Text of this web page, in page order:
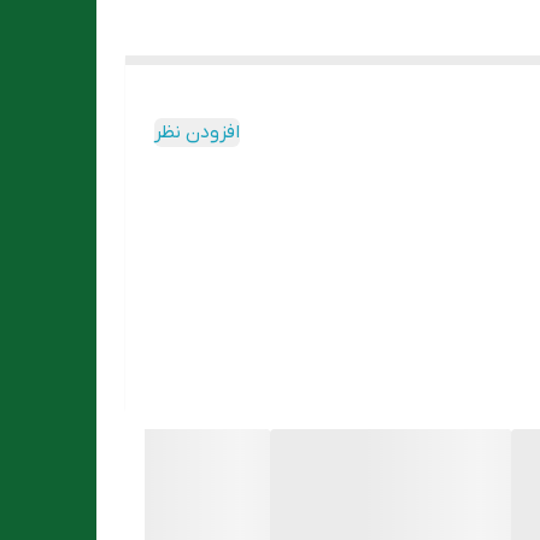
افزودن نظر